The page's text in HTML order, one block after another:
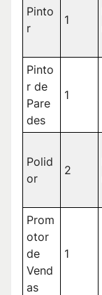
Pinto
r
1
Pinto
r de
Pare
des
1
Polid
or
2
Prom
otor
de
Vend
as
1